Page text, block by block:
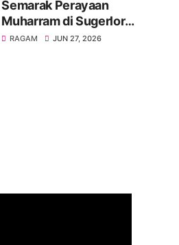
Semarak Perayaan
Muharram di Sugerlor
Maesan Bondowoso Santuni
RAGAM JUN 27, 2026